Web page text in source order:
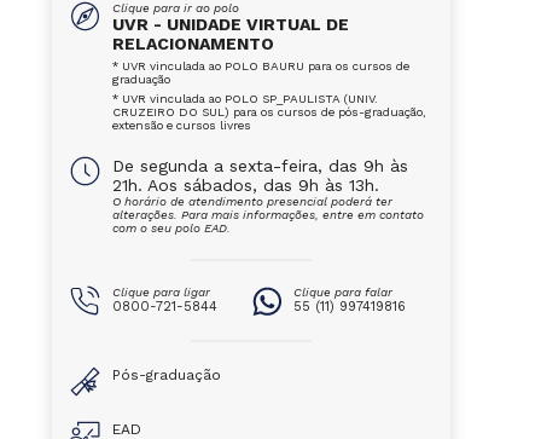
Clique para ir ao polo
UVR - UNIDADE VIRTUAL DE
RELACIONAMENTO
* UVR vinculada ao POLO BAURU para os cursos de
graduação
* UVR vinculada ao POLO SP_PAULISTA (UNIV.
CRUZEIRO DO SUL) para os cursos de pós-graduação,
extensão e cursos livres
De segunda a sexta-feira, das 9h às
21h. Aos sábados, das 9h às 13h.
O horário de atendimento presencial poderá ter
alterações. Para mais informações, entre em contato
com o seu polo EAD.
Clique para ligar
0800-721-5844
Clique para falar
55 (11) 997419816
Pós-graduação
EAD